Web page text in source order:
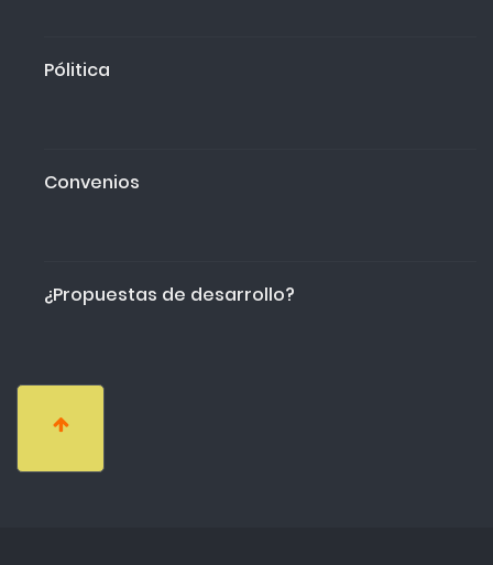
Pólitica
Convenios
¿Propuestas de desarrollo?